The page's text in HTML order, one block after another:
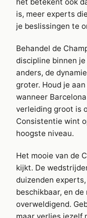
is, meer experts
je beslissingen te
Behandel de
discipline binnen
anders, de
groter. Houd je
wanneer
verleiding groot is
Consistentie wint
hoogste niveau.
Het mooie van de
kijkt. De
duizenden
beschikbaar, en
overweldigend.